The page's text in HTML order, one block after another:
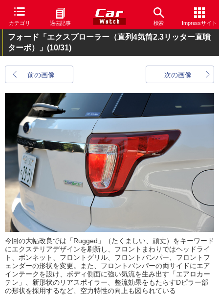
カテゴリ 過去記事 検索 Impressサイト
フォード「エクスプローラー（直列4気筒2.3リッター直噴
ターボ）」 (10/31)
前の画像 次の画像
今回の大幅改良では「Rugged」（たくましい、頑丈）をキーワード
にエクステリアデザインを刷新し、フロントまわりではヘッドライ
ト、ボンネット、フロントグリル、フロントバンパー、フロントフ
ェンダーの形状を変更。また、フロントバンパーの両サイドにエア
インテークを設け、ボディ側面に強い気流を生み出す「エアロカー
テン」、新形状のリアスポイラー、整流効果をもたらすDピラー部
の形状を採用するなど、空力特性の向上も図られている